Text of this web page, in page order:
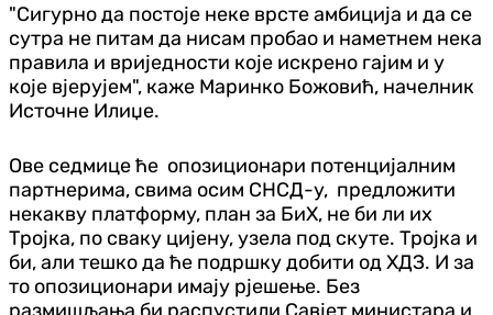
"Сигурно да постоје неке врсте амбиција и да се
сутра не питам да нисам пробао и наметнем нека
правила и вриједности које искрено гајим и у
које вјерујем", каже Маринко Божовић, начелник
Источне Илиџе.
Ове седмице ће опозиционари потенцијалним
партнерима, свима осим СНСД-у, предложити
некакву платформу, план за БиХ, не би ли их
Тројка, по сваку цијену, узела под скуте. Тројка и
би, али тешко да ће подршку добити од ХДЗ. И за
то опозиционари имају рјешење. Без